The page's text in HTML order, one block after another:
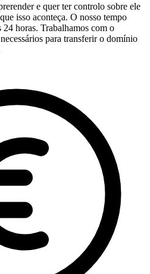
e quer ter controlo sobre ele
isso aconteça. O nosso tempo
24 horas. Trabalhamos com o
para transferir o domínio